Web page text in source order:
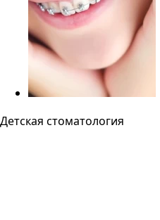
Детская стоматология